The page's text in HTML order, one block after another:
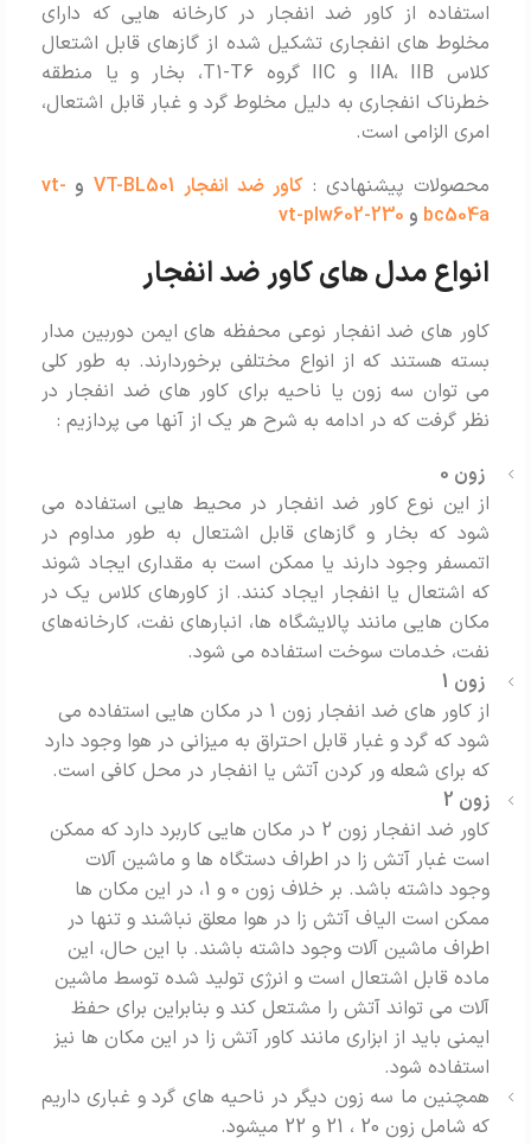
استفاده از کاور ضد انفجار در کارخانه هایی که دارای
مخلوط های انفجاری تشکیل شده از گازهای قابل اشتعال
کلاس IIA، IIB و IIC گروه T1-T6، بخار و یا منطقه
خطرناک انفجاری به دلیل مخلوط گرد و غبار قابل اشتعال،
امری الزامی است.
محصولات پیشنهادی :کاور ضد انفجار VT-BL501 و vt-
bc504a و vt-plw602-230
انواع مدل های کاور ضد انفجار
کاور های ضد انفجار نوعی محفظه های ایمن دوربین مدار
بسته هستند که از انواع مختلفی برخوردارند. به طور کلی
می توان سه زون یا ناحیه برای کاور های ضد انفجار در
نظر گرفت که در ادامه به شرح هر یک از آنها می پردازیم :
زون 0
از این نوع کاور ضد انفجار در محیط هایی استفاده می
شود که بخار و گازهای قابل اشتعال به طور مداوم در
اتمسفر وجود دارند یا ممکن است به مقداری ایجاد شوند
که اشتعال یا انفجار ایجاد کنند. از کاورهای کلاس یک در
مکان هایی مانند پالایشگاه ‌ها، انبارهای نفت، کارخانه‌های
نفت، خدمات سوخت استفاده می شود.
زون 1
از کاور های ضد انفجار زون 1 در مکان هایی استفاده می
شود که گرد و غبار قابل احتراق به میزانی در هوا وجود دارد
که برای شعله ور کردن آتش یا انفجار در محل کافی است.
زون 2
کاور ضد انفجار زون 2 در مکان هایی کاربرد دارد که ممکن
است غبار آتش زا در اطراف دستگاه ها و ماشین آلات
وجود داشته باشد. بر خلاف زون 0 و 1، در این مکان ها
ممکن است الیاف آتش زا در هوا معلق نباشند و تنها در
اطراف ماشین آلات وجود داشته باشند. با این حال، این
ماده قابل اشتعال است و انرژی تولید شده توسط ماشین
آلات می تواند آتش را مشتعل کند و بنابراین برای حفظ
ایمنی باید از ابزاری مانند کاور آتش زا در این مکان ها نیز
استفاده شود.
همچنین ما سه زون دیگر در ناحیه های گرد و غباری داریم
که شامل زون 20 ، 21 و 22 میشود.